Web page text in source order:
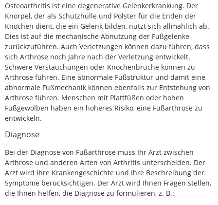
Osteoarthritis ist eine degenerative Gelenkerkrankung. Der
Knorpel, der als Schutzhülle und Polster für die Enden der
Knochen dient, die ein Gelenk bilden, nutzt sich allmählich ab.
Dies ist auf die mechanische Abnutzung der Fußgelenke
zurückzuführen. Auch Verletzungen können dazu führen, dass
sich Arthrose noch Jahre nach der Verletzung entwickelt.
Schwere Verstauchungen oder Knochenbrüche können zu
Arthrose führen. Eine abnormale Fußstruktur und damit eine
abnormale Fußmechanik können ebenfalls zur Entstehung von
Arthrose führen. Menschen mit Plattfüßen oder hohen
Fußgewölben haben ein höheres Risiko, eine Fußarthrose zu
entwickeln.
Diagnose
Bei der Diagnose von Fußarthrose muss Ihr Arzt zwischen
Arthrose und anderen Arten von Arthritis unterscheiden. Der
Arzt wird Ihre Krankengeschichte und Ihre Beschreibung der
Symptome berücksichtigen. Der Arzt wird Ihnen Fragen stellen,
die Ihnen helfen, die Diagnose zu formulieren, z. B.: